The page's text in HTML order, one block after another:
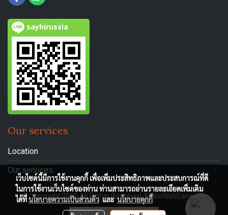
sayhirussia
Our services
Location
Our services
© Copyright 2015 All Rights Reserved. MakeWebEasy.com
เว็บไซต์นี้มีการใช้งานคุกกี้ เพื่อเพิ่มประสิทธิภาพและประสบการณ์ที่ดี
ในการใช้งานเว็บไซต์ของท่าน ท่านสามารถอ่านรายละเอียดเพิ่มเติม
ได้ที่นโยบายความเป็นส่วนตัวและนโยบายคุกกี้